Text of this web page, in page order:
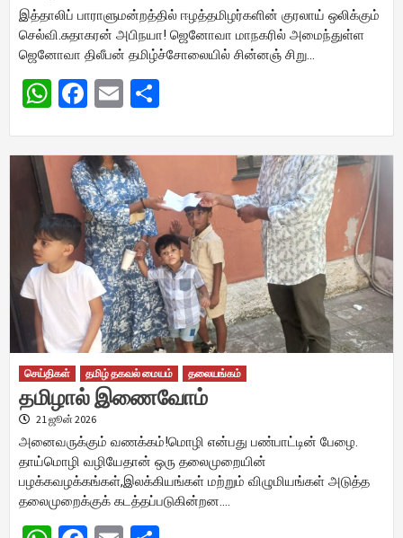
இத்தாலிப் பாராளுமன்றத்தில் ஈழத்தமிழர்களின் குரலாய் ஒலிக்கும்
செல்வி.சுதாகரன் அபிநயா! ஜெனோவா மாநகரில் அமைந்துள்ள
ஜெனோவா திலீபன் தமிழ்ச்சோலையில் சின்னஞ் சிறு…
WhatsApp
Facebook
Email
செய்திகள் தமிழ் தகவல் மையம் தலையங்கம்
தமிழால் இணைவோம்
21 ஜூன் 2026
அனைவருக்கும் வணக்கம்!மொழி என்பது பண்பாட்டின் பேழை.
தாய்மொழி வழியேதான் ஒரு தலைமுறையின்
பழக்கவழக்கங்கள்,இலக்கியங்கள் மற்றும் விழுமியங்கள் அடுத்த
தலைமுறைக்குக் கடத்தப்படுகின்றன….